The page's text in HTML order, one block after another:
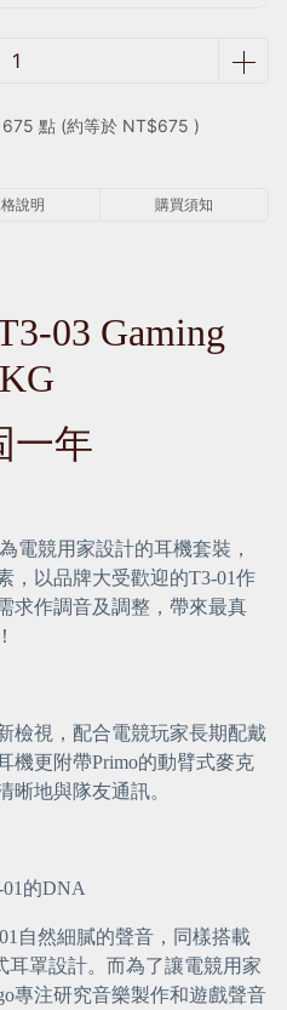
675 點 (約等於 NT$675 )
說明 購買須知
03 Gaming
一年
電競用家設計的耳機套裝，
，以品牌大受歡迎的T3-01作
求作調音及調整，帶來最真
檢視，配合電競玩家長期配戴
機更附帶Primo的動臂式麥克
晰地與隊友通訊。
的DNA
自然細膩的聲音，同樣搭載
耳罩設計。而為了讓電競用家
專注研究音樂製作和遊戲聲音